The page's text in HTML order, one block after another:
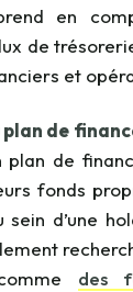
en
de
et
de
plan de
fonds
sein d’une
des